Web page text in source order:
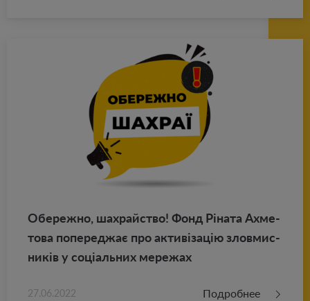
Обе­реж­но, шахрай­ство! Фонд Ріната Ах­ме­
то­ва по­пе­реджає про активізацію злов­мис­
ників у соціаль­них ме­ре­жах
27.06.2022 Подробнее